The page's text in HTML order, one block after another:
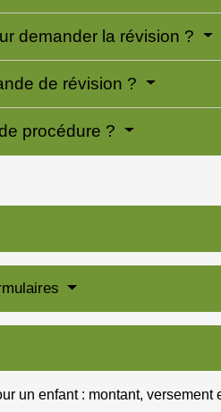
demander la révision ?
de révision ?
procédure ?
un enfant : montant, versement